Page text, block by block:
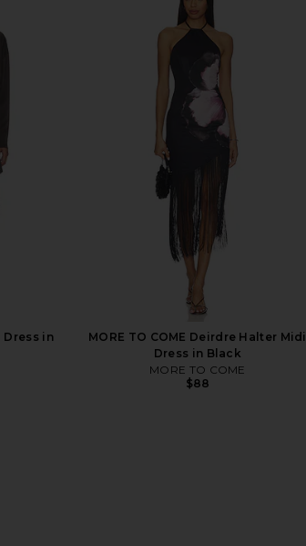
Jaded London Fringe Dress in Khaki
Jaded London
$155
Dress in
MORE TO COME Deirdre Halter Midi
Dress in Black
MORE TO COME
$88